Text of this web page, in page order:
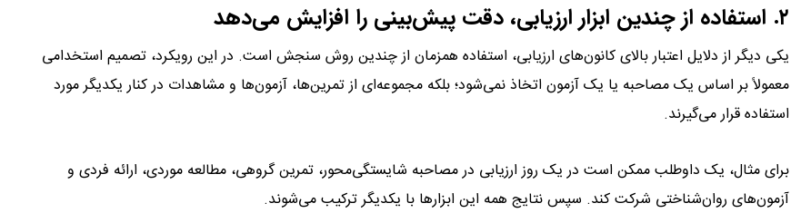
۲. استفاده از چندین ابزار ارزیابی، دقت پیش‌بینی را افزایش می‌دهد
یکی دیگر از دلایل اعتبار بالای کانون‌های ارزیابی، استفاده همزمان از چندین روش سنجش است. در این رویکرد، تصمیم استخدامی
معمولاً بر اساس یک مصاحبه یا یک آزمون اتخاذ نمی‌شود؛ بلکه مجموعه‌ای از تمرین‌ها، آزمون‌ها و مشاهدات در کنار یکدیگر مورد
استفاده قرار می‌گیرند.
برای مثال، یک داوطلب ممکن است در یک روز ارزیابی در مصاحبه شایستگی‌محور، تمرین گروهی، مطالعه موردی، ارائه فردی و
آزمون‌های روان‌شناختی شرکت کند. سپس نتایج همه این ابزارها با یکدیگر ترکیب می‌شوند.